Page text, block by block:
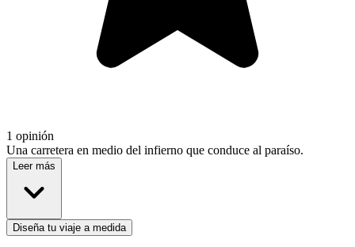
1 opinión
Una carretera en medio del infierno que conduce al paraíso.
Leer más
Diseña tu viaje a medida